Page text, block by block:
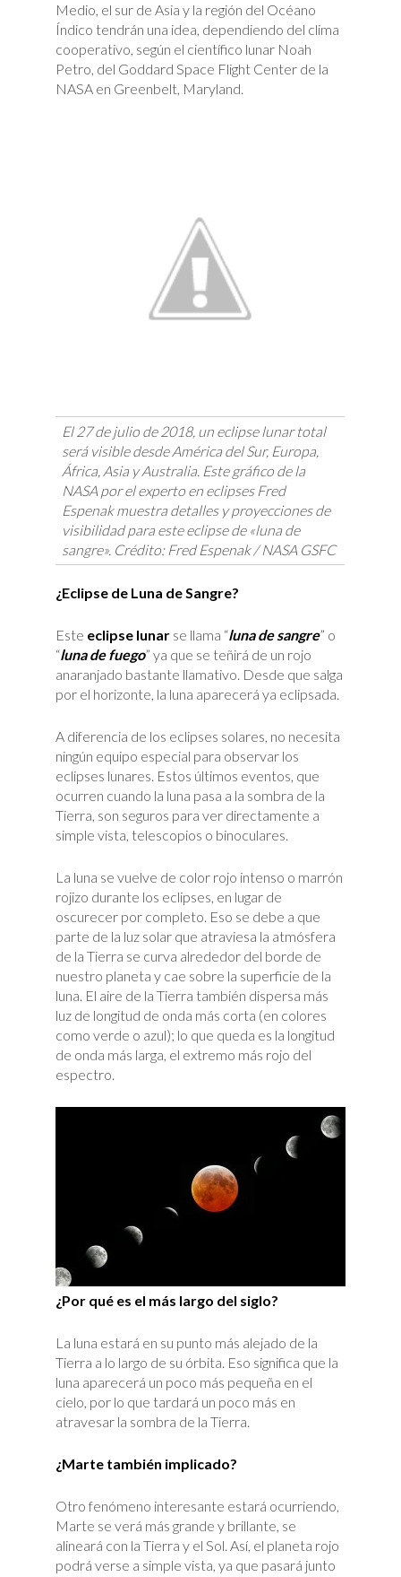
Medio, el sur de Asia y la región del Océano
Índico tendrán una idea, dependiendo del clima
cooperativo, según el científico lunar Noah
Petro, del Goddard Space Flight Center de la
NASA en Greenbelt, Maryland.
El 27 de julio de 2018, un eclipse lunar total
será visible desde América del Sur, Europa,
África, Asia y Australia. Este gráfico de la
NASA por el experto en eclipses Fred
Espenak muestra detalles y proyecciones de
visibilidad para este eclipse de «luna de
sangre». Crédito: Fred Espenak / NASA GSFC
¿Eclipse de Luna de Sangre?
Este eclipse lunar se llama “luna de sangre” o
“luna de fuego” ya que se teñirá de un rojo
anaranjado bastante llamativo. Desde que salga
por el horizonte, la luna aparecerá ya eclipsada.
A diferencia de los eclipses solares, no necesita
ningún equipo especial para observar los
eclipses lunares. Estos últimos eventos, que
ocurren cuando la luna pasa a la sombra de la
Tierra, son seguros para ver directamente a
simple vista, telescopios o binoculares.
La luna se vuelve de color rojo intenso o marrón
rojizo durante los eclipses, en lugar de
oscurecer por completo. Eso se debe a que
parte de la luz solar que atraviesa la atmósfera
de la Tierra se curva alrededor del borde de
nuestro planeta y cae sobre la superficie de la
luna. El aire de la Tierra también dispersa más
luz de longitud de onda más corta (en colores
como verde o azul); lo que queda es la longitud
de onda más larga, el extremo más rojo del
espectro.
¿Por qué es el más largo del siglo?
La luna estará en su punto más alejado de la
Tierra a lo largo de su órbita. Eso significa que la
luna aparecerá un poco más pequeña en el
cielo, por lo que tardará un poco más en
atravesar la sombra de la Tierra.
¿Marte también implicado?
Otro fenómeno interesante estará ocurriendo,
Marte se verá más grande y brillante, se
alineará con la Tierra y el Sol. Así, el planeta rojo
podrá verse a simple vista, ya que pasará junto